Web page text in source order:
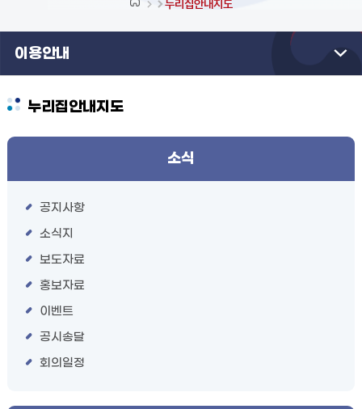
열
누리집안내지도
이용안내
누리집안내지도
소식
공지사항
소식지
보도자료
홍보자료
이벤트
공시송달
회의일정